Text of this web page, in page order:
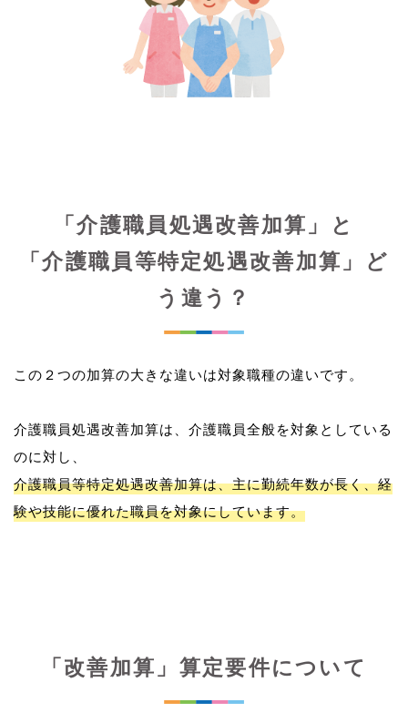
「介護職員処遇改善加算」と
「介護職員等特定処遇改善加算」ど
う違う？
この２つの加算の大きな違いは対象職種の違いです。
介護職員処遇改善加算は、介護職員全般を対象としている
介護職員等特定処遇改善加算は、主に勤続年数が長く、経
験や技能に優れた職員を対象にしています。
「改善加算」算定要件について